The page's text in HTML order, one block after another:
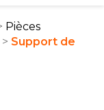
Pièces
Support de